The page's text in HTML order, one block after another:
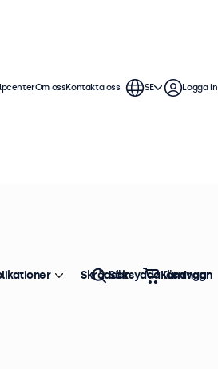
Om ossKontakta oss SE Logga in
Skräddarsydda lösningar
Sök Kundvagn